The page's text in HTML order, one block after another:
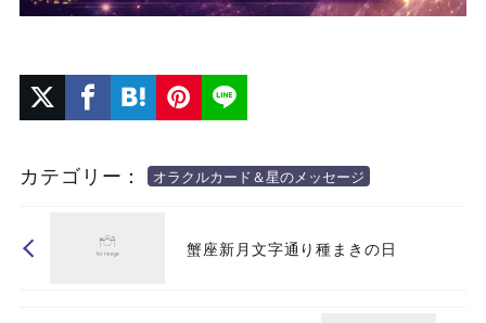
カテゴリー： オラクルカード＆星のメッセージ
蟹座新月文字通り種まきの日